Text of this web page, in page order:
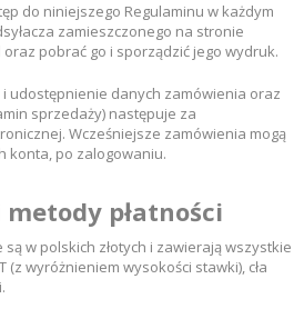
do niniejszego Regulaminu w każdym
zamieszczonego na stronie
oraz pobrać go i sporządzić jego wydruk.
udostępnienie danych zamówienia oraz
sprzedaży) następuje za
Wcześniejsze zamówienia mogą
konta, po zalogowaniu.
metody płatności
w polskich złotych i zawierają wszystkie
(z wyróżnieniem wysokości stawki), cła